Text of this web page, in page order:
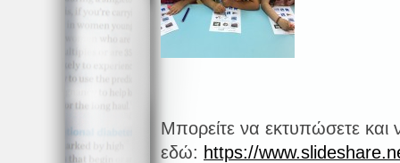
Μπορείτε να εκτυπώσετε
εδώ: https://